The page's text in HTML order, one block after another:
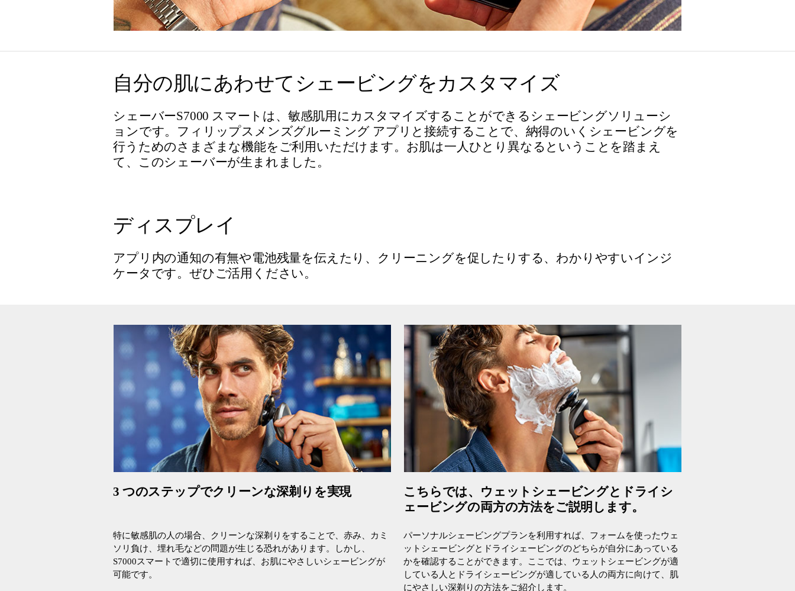
自分の肌にあわせてシェービングをカスタマイズ
シェーバーS7000 スマートは、敏感肌用にカスタマイズすることができるシェービングソリューシ
ョンです。フィリップスメンズグルーミング アプリと接続することで、納得のいくシェービングを
行うためのさまざまな機能をご利用いただけます。お肌は一人ひとり異なるということを踏まえ
て、このシェーバーが生まれました。
ディスプレイ
アプリ内の通知の有無や電池残量を伝えたり、クリーニングを促したりする、わかりやすいインジ
ケータです。ぜひご活用ください。
3 つのステップでクリーンな深剃りを実現
特に敏感肌の人の場合、クリーンな深剃りをすることで、赤み、カミ
ソリ負け、埋れ毛などの問題が生じる恐れがあります。しかし、
S7000スマートで適切に使用すれば、お肌にやさしいシェービングが
可能です。
こちらでは、ウェットシェービングとドライシ
ェービングの両方の方法をご説明します。
パーソナルシェービングプランを利用すれば、フォームを使ったウェ
ットシェービングとドライシェービングのどちらが自分にあっている
かを確認することができます。ここでは、ウェットシェービングが適
している人とドライシェービングが適している人の両方に向けて、肌
にやさしい深剃りの方法をご紹介します。